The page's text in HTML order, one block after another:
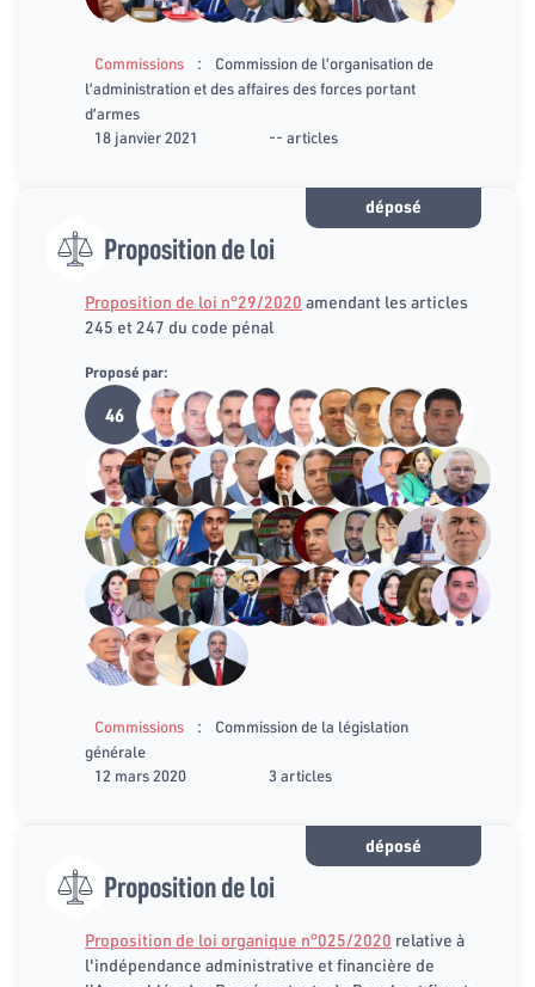
Commissions :
Commission de l’organisation de
l’administration et des affaires des forces portant
d’armes
18 janvier 2021
-- articles
déposé
Proposition de loi
Proposition de loi n°29/2020 amendant les articles
245 et 247 du code pénal
Proposé par:
46
Commissions :
Commission de la législation
générale
12 mars 2020
3 articles
déposé
Proposition de loi
Proposition de loi organique n°025/2020 relative à
l'indépendance administrative et financière de